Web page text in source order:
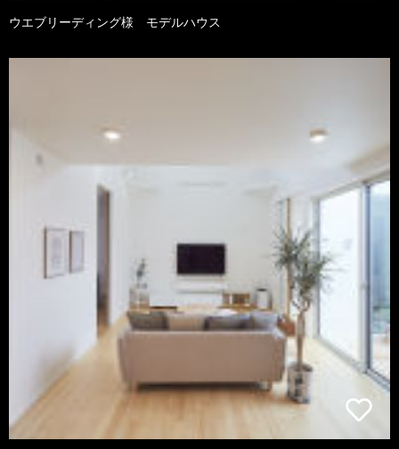
ウエブリーディング様 モデルハウス